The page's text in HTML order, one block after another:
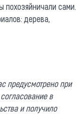
похозяйничали сами.
дерева,
предусмотрено при
в
и получило